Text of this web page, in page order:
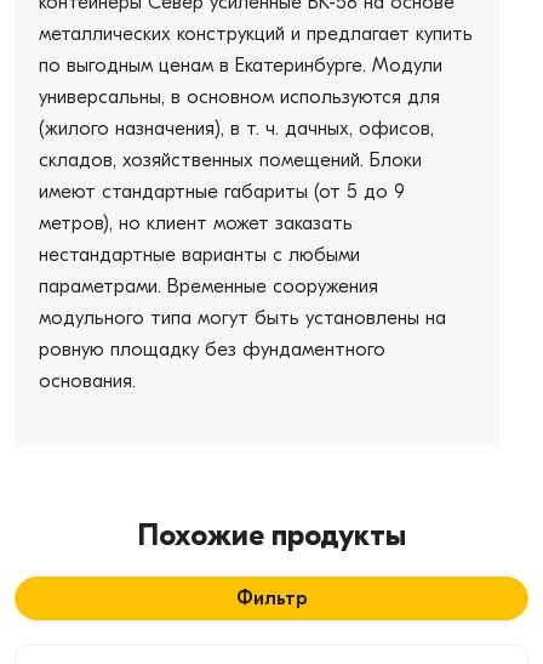
металлических конструкций и предлагает купить
по выгодным ценам в Екатеринбурге. Модули
универсальны, в основном используются для
(жилого назначения), в т. ч. дачных, офисов,
складов, хозяйственных помещений. Блоки
имеют стандартные габариты (от 5 до 9
метров), но клиент может заказать
нестандартные варианты с любыми
параметрами. Временные сооружения
модульного типа могут быть установлены на
ровную площадку без фундаментного
основания.
Похожие продукты
Фильтр